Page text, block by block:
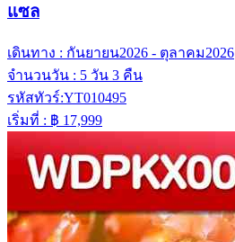
แซล
เดินทาง : กันยายน2026 - ตุลาคม2026
จำนวนวัน : 5 วัน 3 คืน
รหัสทัวร์:YT010495
เริ่มที่ : ฿ 17,999